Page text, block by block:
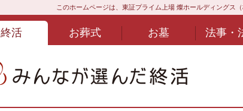
このホームページは、東証プライム上場 燦ホールディングス
終活 お葬式 お墓 法事・